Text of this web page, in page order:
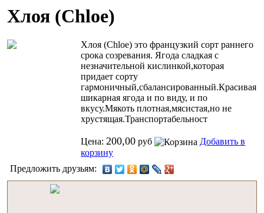
Хлоя (Chloe)
Хлоя (Chloe) это французкий сорт раннего
срока созревания. Ягода сладкая с
незначительной кислинкой,которая
придает сорту
гармоничный,сбалансированный.Красивая
шикарная ягода и по виду, и по
вкусу.Мякоть плотная,мясистая,но не
хрустящая.Транспортабельност
Цена: 200,00 руб
Добавить в
корзину
Предложить друзьям: